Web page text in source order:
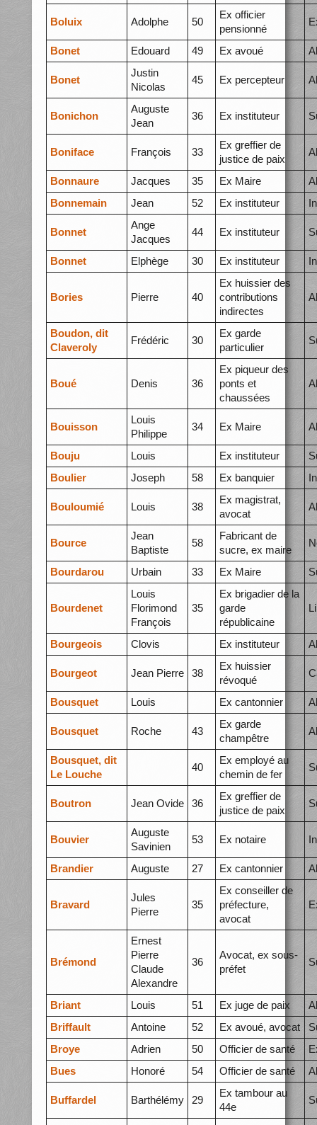
Boluix Adolphe 50
Ex officier
pensionné
Bonet Edouard 49 Ex avoué
Bonet
Justin
Nicolas
45 Ex percepteur
Bonichon
Auguste
Jean
36 Ex instituteur
Boniface François 33
Ex greffier de
justice de paix
Bonnaure Jacques 35 Ex Maire
Bonnemain
Jean 52 Ex instituteur
Bonnet
Ange
Jacques
44 Ex instituteur
Bonnet Elphège 30 Ex instituteur
Bories Pierre 40
Ex huissier des
contributions
indirectes
Boudon, dit
Claveroly
Frédéric 30
Ex garde
particulier
Boué Denis 36
Ex piqueur des
ponts et
chaussées
Bouisson
Louis
Philippe
34 Ex Maire
Bouju Louis Ex instituteur
Boulier
Joseph 58 Ex banquier
Bouloumié Louis 38
Ex magistrat,
avocat
Bource
Jean
Baptiste
58
Fabricant de
sucre, ex maire
Bourdarou Urbain 33 Ex Maire
Bourdenet
Louis
Florimond
François
35
Ex brigadier de la
garde
républicaine
Bourgeois Clovis Ex instituteur
Bourgeot Jean Pierre 38
Ex huissier
révoqué
Bousquet Louis Ex cantonnier
Bousquet Roche 43
Ex garde
champêtre
Bousquet, dit
Le Louche
40
Ex employé au
chemin de fer
Boutron Jean Ovide 36
Ex greffier de
justice de paix
Bouvier
Auguste
Savinien
53 Ex notaire
Brandier Auguste 27 Ex cantonnier
Bravard
Jules
Pierre
35
Ex conseiller de
préfecture,
avocat
Brémond
Ernest
Pierre
Claude
Alexandre
36
Avocat, ex sous-
préfet
Briant Louis 51 Ex juge de paix
Briffault
Antoine 52 Ex avoué, avocat
Broye
Adrien 50 Officier de santé
Bues
Honoré 54 Officier de santé
Buffardel Barthélémy 29
Ex tambour au
44e